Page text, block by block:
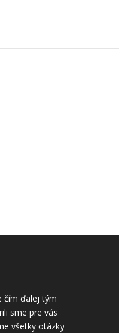
čím ďalej tým
sme pre vás
všetky otázky